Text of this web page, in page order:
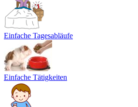
Einfache Tagesabläufe
Einfache Tätigkeiten